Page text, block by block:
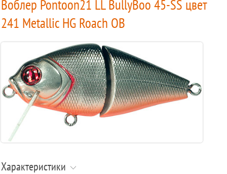
Воблер Pontoon21 LL BullyBoo 45-SS цвет
241 Metallic HG Roach OB
Характеристики